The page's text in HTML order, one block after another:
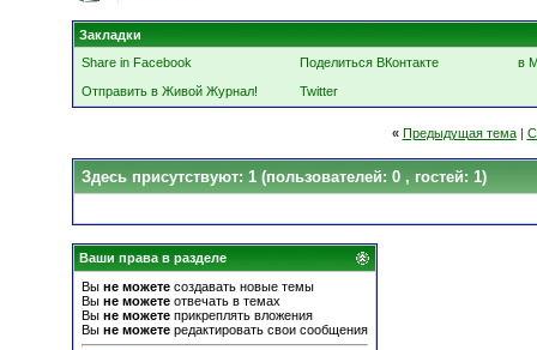
Закладки
Share in Facebook
Поделиться ВКонтакте
в
Отправить в Живой Журнал!
Twitter
« Предыдущая тема|
Здесь присутствуют: 1 (пользователей: 0 , гостей: 1)
Ваши права в разделе
Вы не можете создавать новые темы
Вы не можете отвечать в темах
Вы не можете прикреплять вложения
Вы не можете редактировать свои сообщения